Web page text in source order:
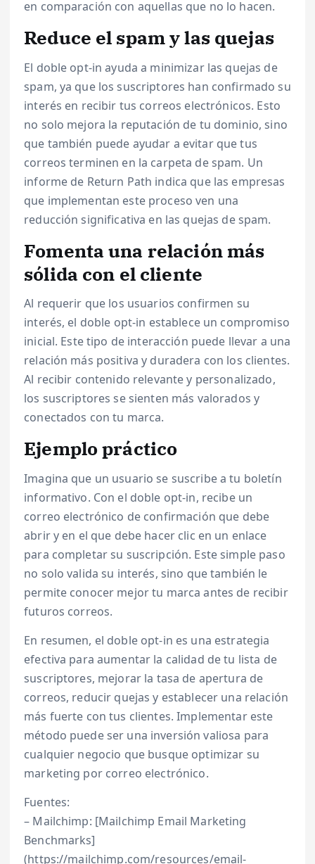
en comparación con aquellas que no lo hacen.
Reduce el spam y las quejas
El doble opt-in ayuda a minimizar las quejas de
spam, ya que los suscriptores han confirmado su
interés en recibir tus correos electrónicos. Esto
no solo mejora la reputación de tu dominio, sino
que también puede ayudar a evitar que tus
correos terminen en la carpeta de spam. Un
informe de Return Path indica que las empresas
que implementan este proceso ven una
reducción significativa en las quejas de spam.
Fomenta una relación más
sólida con el cliente
Al requerir que los usuarios confirmen su
interés, el doble opt-in establece un compromiso
inicial. Este tipo de interacción puede llevar a una
relación más positiva y duradera con los clientes.
Al recibir contenido relevante y personalizado,
los suscriptores se sienten más valorados y
conectados con tu marca.
Ejemplo práctico
Imagina que un usuario se suscribe a tu boletín
informativo. Con el doble opt-in, recibe un
correo electrónico de confirmación que debe
abrir y en el que debe hacer clic en un enlace
para completar su suscripción. Este simple paso
no solo valida su interés, sino que también le
permite conocer mejor tu marca antes de recibir
futuros correos.
En resumen, el doble opt-in es una estrategia
efectiva para aumentar la calidad de tu lista de
suscriptores, mejorar la tasa de apertura de
correos, reducir quejas y establecer una relación
más fuerte con tus clientes. Implementar este
método puede ser una inversión valiosa para
cualquier negocio que busque optimizar su
marketing por correo electrónico.
Fuentes:
– Mailchimp: [Mailchimp Email Marketing
Benchmarks]
(https://mailchimp.com/resources/email-